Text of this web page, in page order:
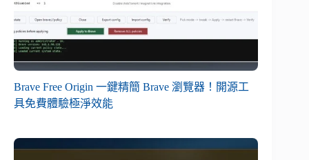
Brave Free Origin 一鍵精簡 Brave 瀏覽器！開源工
具免費體驗極淨效能